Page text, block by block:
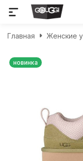
Главная Женские
новинка